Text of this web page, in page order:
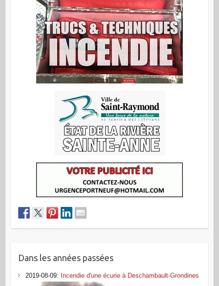
Dans les années passées
2019-08-09: Incendie d'une écurie à Deschambault-Grondines